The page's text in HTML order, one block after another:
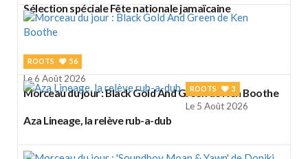
Sélection spéciale Fête nationale jamaïcaine
ROOTS 56
Le 6 Août 2026
Morceau du jour : Black Gold And Green de Ken Boothe
ROOTS 3
Le 5 Août 2026
Aza Lineage, la relève rub-a-dub